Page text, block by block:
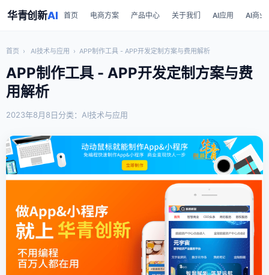
华青创新AI 首页 电商方案 产品中心 关于我们 AI应用 AI商业
首页 › AI技术与应用 › APP制作工具 - APP开发定制方案与费用解析
APP制作工具 - APP开发定制方案与费
用解析
2023年8月8日分类：AI技术与应用